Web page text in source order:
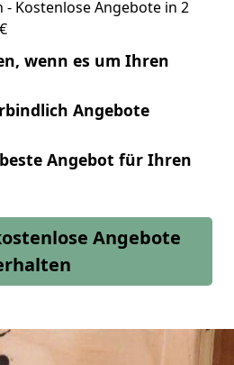
Kostenlose Angebote in 2
wenn es um Ihren
Angebote
Angebot für Ihren
Angebote